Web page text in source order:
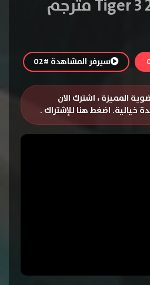
سيرفر المشاهدة #02
المميزة ، اشترك الان
خيالية. اضغط هنا للإشتراك .